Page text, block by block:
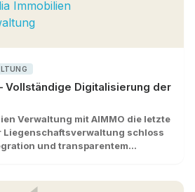
Vollständige Digitalisierung der
Verwaltung mit AIMMO die letzte
Liegenschaftsverwaltung schloss
und transparentem